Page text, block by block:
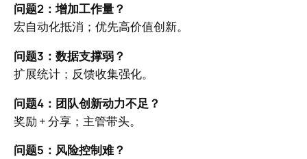
问题2：增加工作量？
宏自动化抵消；优先高价值创新。
问题3：数据支撑弱？
扩展统计；反馈收集强化。
问题4：团队创新动力不足？
奖励 + 分享；主管带头。
问题5：风险控制难？